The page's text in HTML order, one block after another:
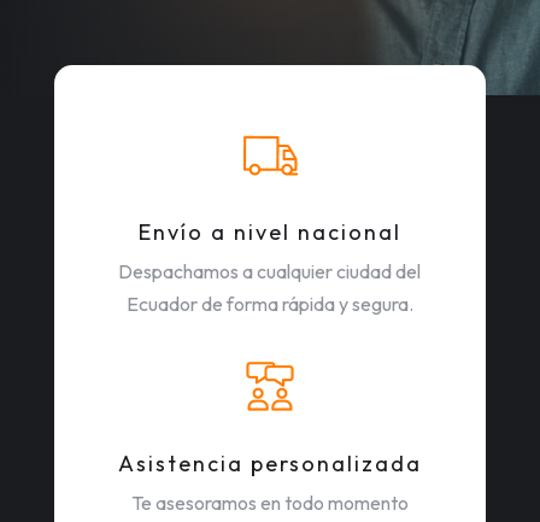
Envío a nivel nacional
Despachamos a cualquier ciudad del
Ecuador de forma rápida y segura.
Asistencia personalizada
Te asesoramos en todo momento